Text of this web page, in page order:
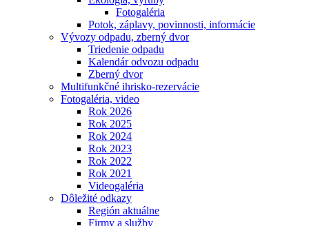
Fotogaléria
Potok, záplavy, povinnosti, informácie
Vývozy odpadu, zberný dvor
Triedenie odpadu
Kalendár odvozu odpadu
Zberný dvor
Multifunkčné ihrisko-rezervácie
Fotogaléria, video
Rok 2026
Rok 2025
Rok 2024
Rok 2023
Rok 2022
Rok 2021
Videogaléria
Dôležité odkazy
Región aktuálne
Firmy a služby